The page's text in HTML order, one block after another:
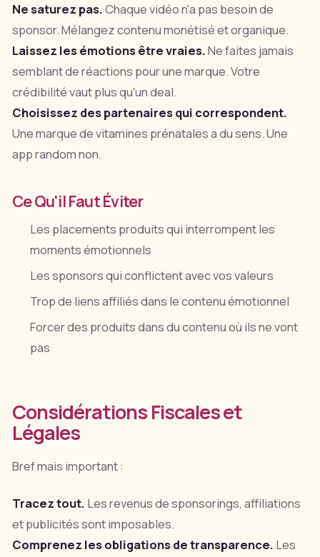
Ne saturez pas.Chaque vidéo n'a pas besoin de
sponsor. Mélangez contenu monétisé et organique.
Laissez les émotions être vraies.Ne faites jamais
semblant de réactions pour une marque. Votre
crédibilité vaut plus qu'un deal.
Choisissez des partenaires qui correspondent.
Une marque de vitamines prénatales a du sens. Une
app random non.
Ce Qu'il Faut Éviter
Les placements produits qui interrompent les
moments émotionnels
Les sponsors qui conflictent avec vos valeurs
Trop de liens affiliés dans le contenu émotionnel
Forcer des produits dans du contenu où ils ne vont
pas
Considérations Fiscales et
Légales
Bref mais important :
Tracez tout. Les revenus de sponsorings, affiliations
et publicités sont imposables.
Comprenez les obligations de transparence. Les